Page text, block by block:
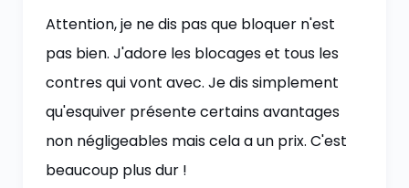
Attention, je ne dis pas que bloquer n'est
pas bien. J'adore les blocages et tous les
contres qui vont avec. Je dis simplement
qu'esquiver présente certains avantages
non négligeables mais cela a un prix. C'est
beaucoup plus dur !